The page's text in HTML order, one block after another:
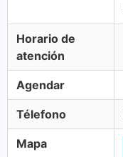
Horario de
atención
Agendar
Télefono
Mapa